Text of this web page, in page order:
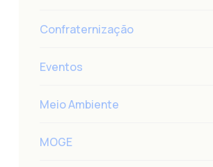
Confraternização
Eventos
Meio Ambiente
MOGE